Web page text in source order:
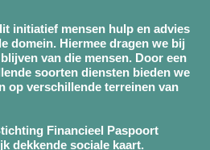
initiatief mensen hulp en advies
domein. Hiermee dragen we bij
van die mensen. Door een
soorten diensten bieden we
op verschillende terreinen van
Financieel Paspoort
dekkende sociale kaart.